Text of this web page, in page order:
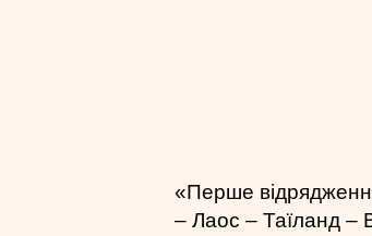
«Перше
– Лаос – Таїланд –